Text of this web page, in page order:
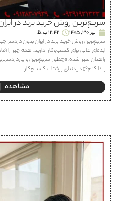
سریع‌ترین روش خرید برند در
تیر 30, 1405
12:42 ب.ظ
سریع‌ترین روش خرید برند در ایران بدون دردسر
ایده‌ای عالی برای کسب‌وکار دارید، همه چیز را
راهتان سبز شده: «چطور سریع‌ترین و
پیدا کنم؟» در دنیای پرشتاب کسب‌وکار
مشاهده